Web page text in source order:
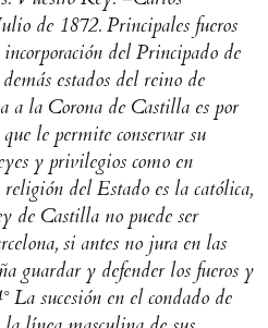
de 1872. Principales fueros
del Principado de
estados del reino de
a la Corona de Castilla es por
le permite conservar su
y privilegios como en
del Estado es la católica,
de Castilla no puede ser
si antes no jura en las
guardar y defender los fueros y
La sucesión en el condado de